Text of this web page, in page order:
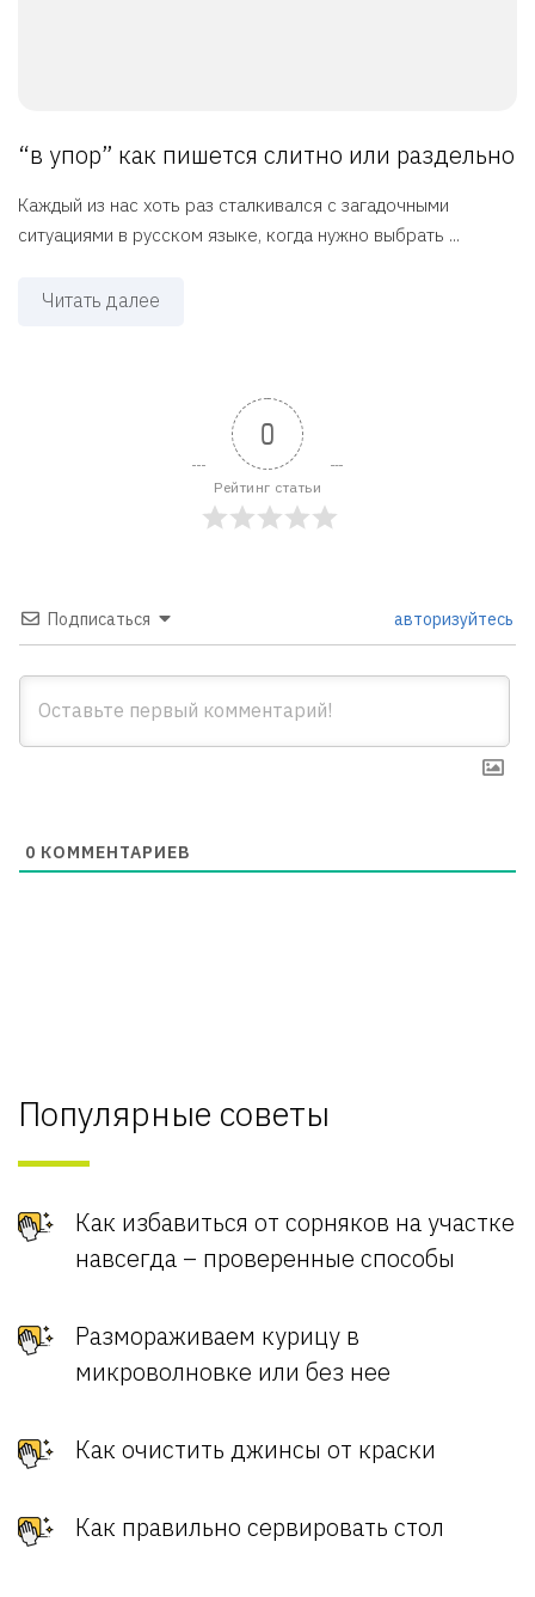
“в упор” как пишется слитно или раздельно
Каждый из нас хоть раз сталкивался с загадочными
ситуациями в русском языке, когда нужно выбрать ...
Читать далее
0
Рейтинг статьи
Подписаться авторизуйтесь
0 КОММЕНТАРИЕВ
Популярные советы
Как избавиться от сорняков на участке
навсегда – проверенные способы
Размораживаем курицу в
микроволновке или без нее
Как очистить джинсы от краски
Как правильно сервировать стол